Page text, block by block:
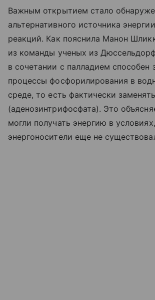
Важным открытием стало
альтернативного источника
реакций. Как пояснила Манон
из команды ученых из
в сочетании с палладием способен
процессы фосфорилирования в
среде, то есть фактически
(аденозинтрифосфата). Это
могли получать энергию в
энергоносители еще не